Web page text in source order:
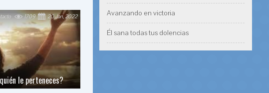
le perteneces?
20 Jan, 2022
1709 Avanzando en victoria
Él sana todas tus dolencias